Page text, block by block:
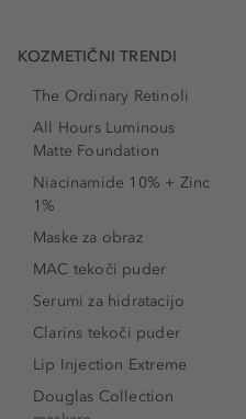
KOZMETIČNI TRENDI
The Ordinary Retinoli
All Hours Luminous
Matte Foundation
Niacinamide 10% + Zinc
1%
Maske za obraz
MAC tekoči puder
Serumi za hidratacijo
Clarins tekoči puder
Lip Injection Extreme
Douglas Collection